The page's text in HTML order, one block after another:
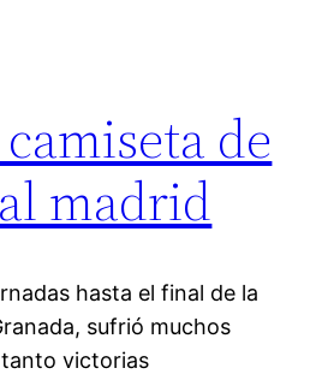
de
madrid
hasta el final de la
sufrió muchos
victorias